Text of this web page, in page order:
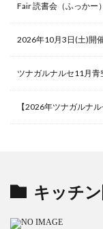
Fair 読書会（ふっかー
2026年10月3日(土)開
ツナガルナルセ11月
【2026年ツナガルナ
キッチ